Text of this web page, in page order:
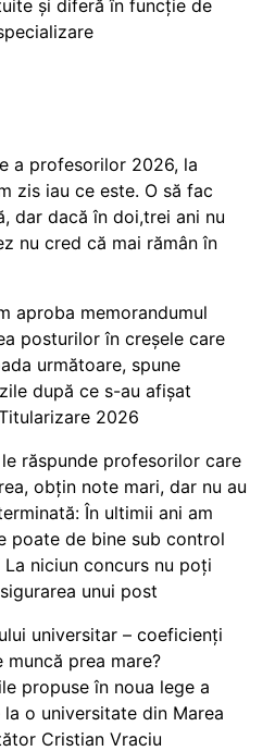
și diferă în funcție de
a profesorilor 2026, la
zis iau ce este. O să fac
dar dacă în doi,trei ani nu
nu cred că mai rămân în
aproba memorandumul
posturilor în creșele care
următoare, spune
după ce s-au afișat
2026
răspunde profesorilor care
obțin note mari, dar nu au
În ultimii ani am
poate de bine sub control
niciun concurs nu poți
unui post
universitar – coeficienți
prea mare?
propuse în noua lege a
o universitate din Marea
Cristian Vraciu